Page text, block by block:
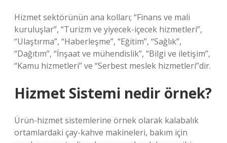
Hizmet sektörünün ana kolları; “Finans ve mali
kuruluşlar”, “Turizm ve yiyecek-içecek hizmetleri”,
“Ulaştırma”, “Haberleşme”, “Eğitim”, “Sağlık”,
“Dağıtım”, “İnşaat ve mühendislik”, “Bilgi ve iletişim”,
“Kamu hizmetleri” ve “Serbest meslek hizmetleri”dir.
Hizmet Sistemi nedir örnek?
Ürün-hizmet sistemlerine örnek olarak kalabalık
ortamlardaki çay-kahve makineleri, bakım için